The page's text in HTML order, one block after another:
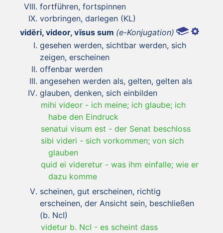
fortführen, fortspinnen
vorbringen, darlegen (KL)
vidēri, videor, vīsus sum (e-Konjugation)
gesehen werden, sichtbar werden, sich
zeigen, erscheinen
offenbar werden
angesehen werden als, gelten, gelten als
glauben, denken, sich einbilden
mihi videor - ich meine; ich glaube; ich
habe den Eindruck
senatui visum est - der Senat beschloss
sibi videri - sich vorkommen; von sich
glauben
quid ei videretur - was ihm einfalle; wie er
dazu komme
scheinen, gut erscheinen, richtig
erscheinen, der Ansicht sein, beschließen
(b. NcI)
videtur b. NcI - es scheint dass